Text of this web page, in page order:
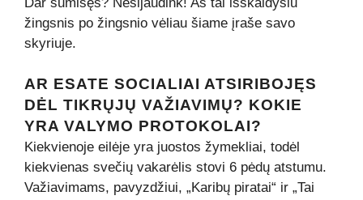
žingsnis po žingsnio vėliau šiame įraše savo
skyriuje.
AR ESATE SOCIALIAI ATSIRIBOJĘS
DĖL TIKRŲJŲ VAŽIAVIMŲ? KOKIE
YRA VALYMO PROTOKOLAI?
Kiekvienoje eilėje yra juostos žymekliai, todėl
kiekvienas svečių vakarėlis stovi 6 pėdų atstumu.
Važiavimams, pavyzdžiui, „Karibų piratai“ ir „Tai